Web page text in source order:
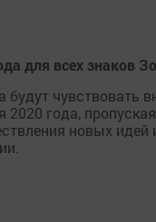
для всех знаков
чувствовать
2020 года,
новых